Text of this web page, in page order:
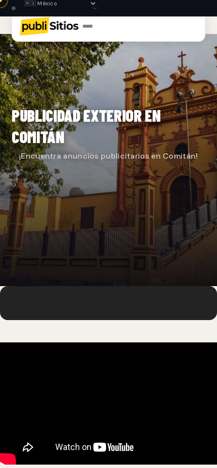
PUBLICIDAD EXTERIOR EN
COMITÁN
¡Encuentra anuncios publicitarios en Comitán!